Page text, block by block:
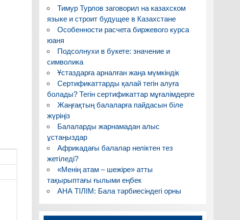
Тимур Турлов заговорил на казахском
языке и строит будущее в Казахстане
Особенности расчета биржевого курса
юаня
Подсолнухи в букете: значение и
символика
Ұстаздарға арналған жаңа мүмкіндік
Сертификаттарды қалай тегін алуға
болады? Тегін сертификаттар мұғалімдерге
Жаңғақтың балаларға пайдасын біле
жүріңіз
Балаларды жарнамадан алыс
ұстаңыздар
Африкадағы балалар неліктен тез
жетіледі?
«Менің атам – шежіре» атты
тақырыптағы ғылыми еңбек
АНА ТІЛІМ: Бала тәрбиесіндегі орны